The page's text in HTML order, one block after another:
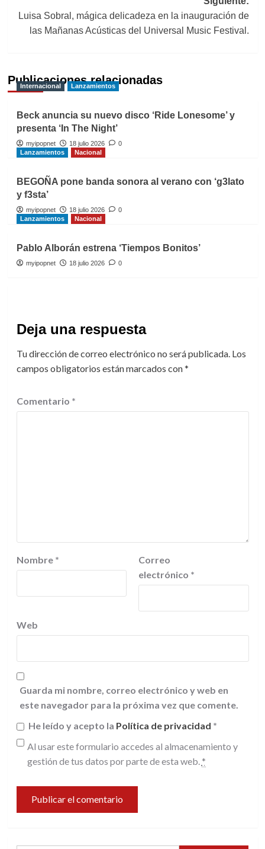
Luisa Sobral, mágica delicadeza en la inauguración de
las Mañanas Acústicas del Universal Music Festival.
Publicaciones relacionadas
Internacional Lanzamientos
Beck anuncia su nuevo disco ‘Ride Lonesome’ y
presenta ‘In The Night’
myipopnet 18 julio 2026
0
Lanzamientos
Nacional
BEGOÑA pone banda sonora al verano con ‘g3lato
y f3sta’
myipopnet 18 julio 2026
0
Lanzamientos
Nacional
Pablo Alborán estrena ‘Tiempos Bonitos’
myipopnet 18 julio 2026 0
Deja una respuesta
Tu dirección de correo electrónico no será publicada. Los
campos obligatorios están marcados con*
Comentario *
Nombre *
Correo
electrónico *
Web
Guarda mi nombre, correo electrónico y web en
este navegador para la próxima vez que comente.
He leído y acepto la Política de privacidad *
Al usar este formulario accedes al almacenamiento y
gestión de tus datos por parte de esta web. *